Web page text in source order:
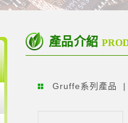
產品介紹
Gruffe系列產品